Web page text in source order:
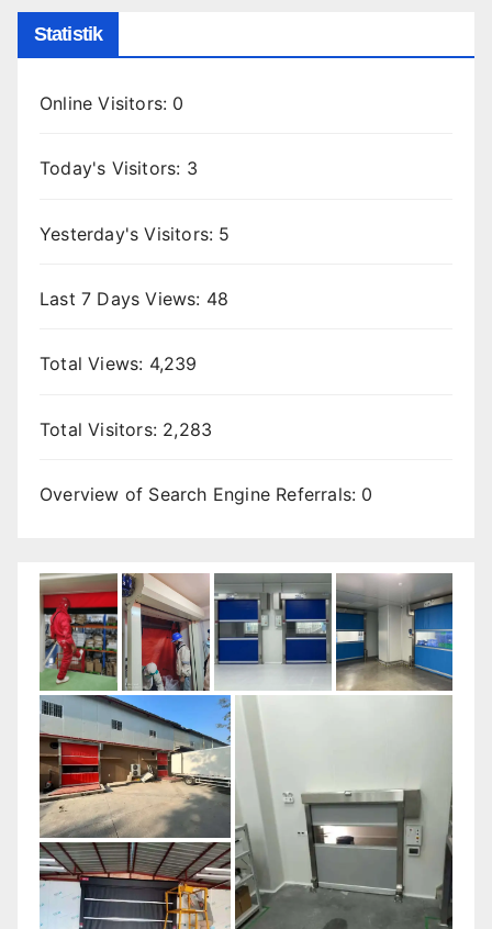
Statistik
Online Visitors: 0
Today's Visitors: 3
Yesterday's Visitors: 5
Last 7 Days Views: 48
Total Views: 4,239
Total Visitors: 2,283
Overview of Search Engine Referrals: 0